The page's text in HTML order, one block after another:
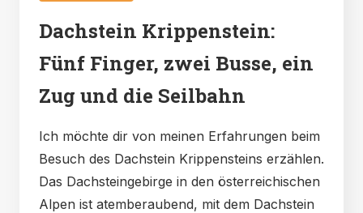
Dachstein Krippenstein:
Fünf Finger, zwei Busse, ein
Zug und die Seilbahn
Ich möchte dir von meinen Erfahrungen beim
Besuch des Dachstein Krippensteins erzählen.
Das Dachsteingebirge in den österreichischen
Alpen ist atemberaubend, mit dem Dachstein